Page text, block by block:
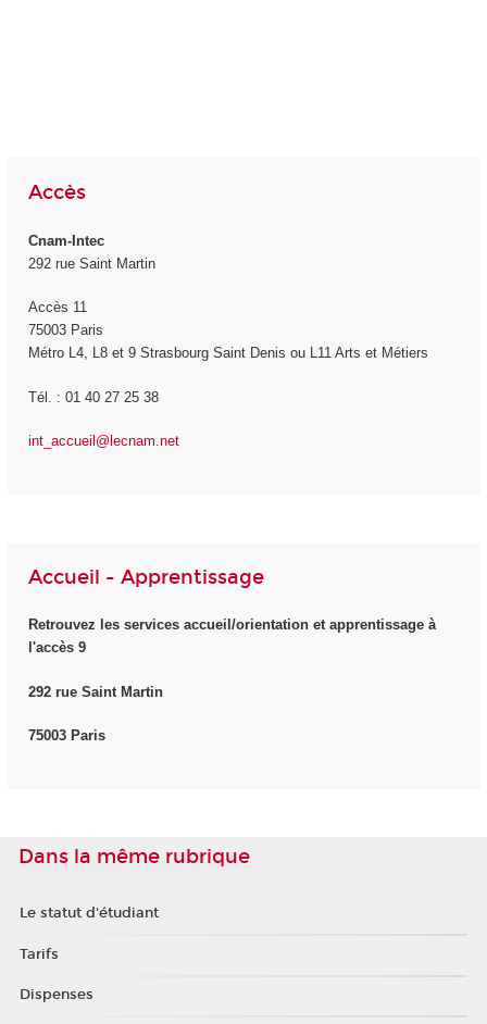
Accès
Cnam-Intec
292 rue Saint Martin
Accès 11
75003 Paris
Métro L4, L8 et 9 Strasbourg Saint Denis ou L11 Arts et Métiers
Tél. : 01 40 27 25 38
int_accueil@lecnam.net
Accueil - Apprentissage
Retrouvez les services accueil/orientation et apprentissage à
l'accès 9
292 rue Saint Martin
75003 Paris
Dans la même rubrique
Le statut d'étudiant
Tarifs
Dispenses